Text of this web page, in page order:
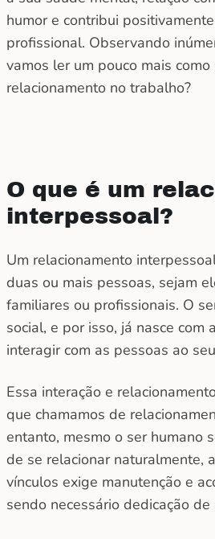
humor e contribui
profissional. Observando
vamos ler um pouco mais
relacionamento no trabalho?
O que é um
interpessoal?
Um relacionamento
duas ou mais pessoas, sejam
familiares ou profissionais. O
social, e por isso, já nasce com
interagir com as pessoas ao
Essa interação e
que chamamos de
entanto, mesmo o ser humano
de se relacionar naturalmente,
vínculos exige manutenção e
sendo necessário dedicação